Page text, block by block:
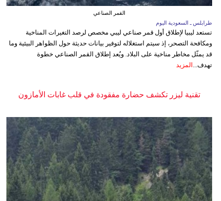
القمر الصناعي
طرابلس ـ السعودية اليوم
تستعد ليبيا لإطلاق أول قمر صناعي ليبي مخصص لرصد التغيرات المناخية
ومكافحة التصحر، إذ سيتم استغلاله لتوفير بيانات حديثة حول الظواهر البيئية وما
قد يمثّل مخاطر مناخية على البلاد. ويُعد إطلاق القمر الصناعي خطوة
تهدف... المزيد
تقنية ليزر تكشف حضارة مفقودة في قلب غابات الأمازون